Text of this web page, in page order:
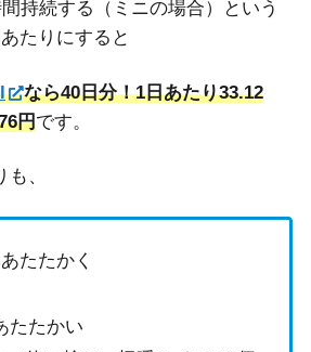
持続する（ミニの場合）という
たりにすると
なら40日分！1日あたり33.12
円です。
、
たたかく
たたかい